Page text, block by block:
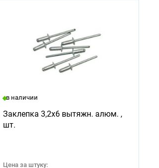
в наличии
Заклепка 3,2х6 вытяжн. алюм. ,
шт.
Цена за штуку: